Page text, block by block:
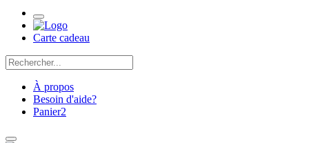
Carte cadeau
À propos
Besoin d'aide?
Panier2